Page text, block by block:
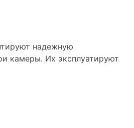
надежную
камеры. Их эксплуатируют